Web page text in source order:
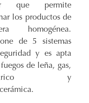
que permite
los productos de
homogénea.
de 5 sistemas
y es apta
de leña, gas,
y